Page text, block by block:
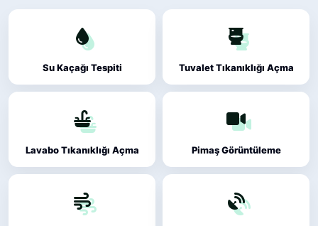
Su Kaçağı Tespiti Tuvalet Tıkanıklığı Açma
Lavabo Tıkanıklığı Açma Pimaş Görüntüleme